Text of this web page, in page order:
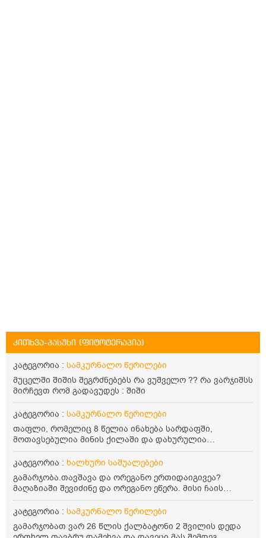
კითხვა-პასუხი (ფიტოტერაპია)
კატეგორია : სამკურნალო წერილები
მუცელში შიშის შეგრძნებებს რა ვუშველო ?? რა ვარჯიშსს
მირჩევთ რომ გადავუდეს : შიში
კატეგორია : სამკურნალო წერილები
თაფლი, რომელიც 8 წელია ინახება სარდაფში,
მოთავსებულია მინის ქილაში და დახურულია
პლასტმასის სახურავით. ექნება თუ არა შენარჩუნებული
სასარგებლო თვისებები და შეიძლება თუ არა მისი
კატეგორია : ხალხური საშუალებები
გამარჯობა.თავშავა და ორეგანო ერთიდაიგივეა?
მაღაზიაში შევიძინე და ორეგანო ეწერა. მისი ჩაის
დალევის წესი მაინტერესებს.რისთვის არის კარგი?
წავიკითხე რომ: 1 ჭიქა თბილ წყალში ჩავყაროთ 1 ჩაის
კოვზი დაქუცმაცებული და გამხმარი ორეგანო და
გავაჩეროთ 10-15 წუთი, მივიღოთო ჭამიდან 1-2 საათში.
კატეგორია : სამკურნალო წერილები
გამარჯობათ ვარ 26 წლის ქალბატონი 2 შვილის დედა